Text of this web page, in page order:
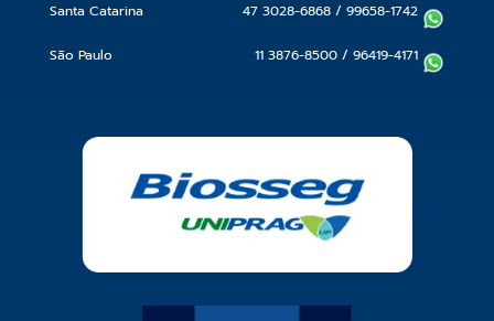
Santa Catarina 47 3028-6868 /99658-1742
São Paulo 11 3876-8500 /96419-4171